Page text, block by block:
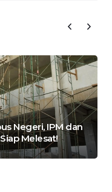
Negeri, IPM dan
Melesat!